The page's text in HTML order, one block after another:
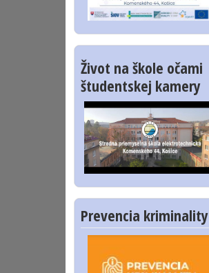
Život na škole očami
študentskej kamery
Prevencia kriminality